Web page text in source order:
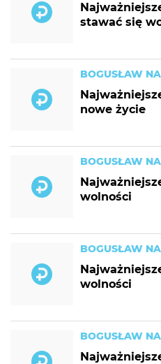
stawać się
BOGUSŁAW
nowe życie
BOGUSŁAW
wolności
BOGUSŁAW
wolności
BOGUSŁAW